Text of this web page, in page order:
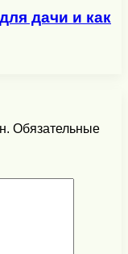
дачи и как
Обязательные